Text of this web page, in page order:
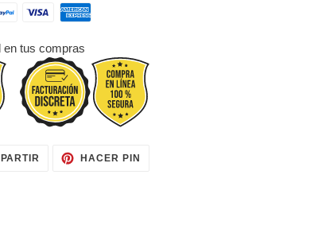
en tus compras
COMPARTIRHACER PIN